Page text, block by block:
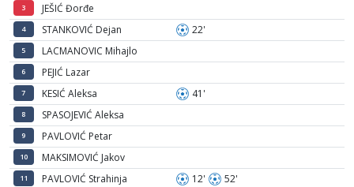
3 JEŠIĆ Đorđe
4 STANKOVIĆ Dejan 22'
5 LACMANOVIC Mihajlo
6 PEJIĆ Lazar
7 KESIĆ Aleksa 41'
8 SPASOJEVIĆ Aleksa
9 PAVLOVIĆ Petar
10 MAKSIMOVIĆ Jakov
11 PAVLOVIĆ Strahinja 12' 52'